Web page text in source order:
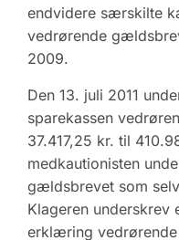
endvidere særskilte
vedrørende
2009.
Den 13. juli 2011
sparekassen
37.417,25 kr. til
medkautionisten
gældsbrevet som
Klageren underskrev
erklæring